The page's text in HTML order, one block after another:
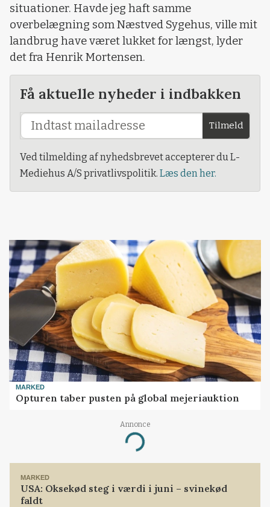
situationer. Havde jeg haft samme
overbelægning som Næstved Sygehus, ville mit
landbrug have været lukket for længst, lyder
det fra Henrik Mortensen.
Få aktuelle nyheder i indbakken
Tilmeld
Ved tilmelding af nyhedsbrevet accepterer du L-
Mediehus A/S privatlivspolitik. Læs den her.
MARKED
Opturen taber pusten på global mejeriauktion
Annonce
Loading...
MARKED
USA: Oksekød steg i værdi i juni – svinekød
faldt